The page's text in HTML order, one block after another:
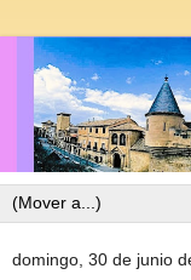
domingo, 30 de junio